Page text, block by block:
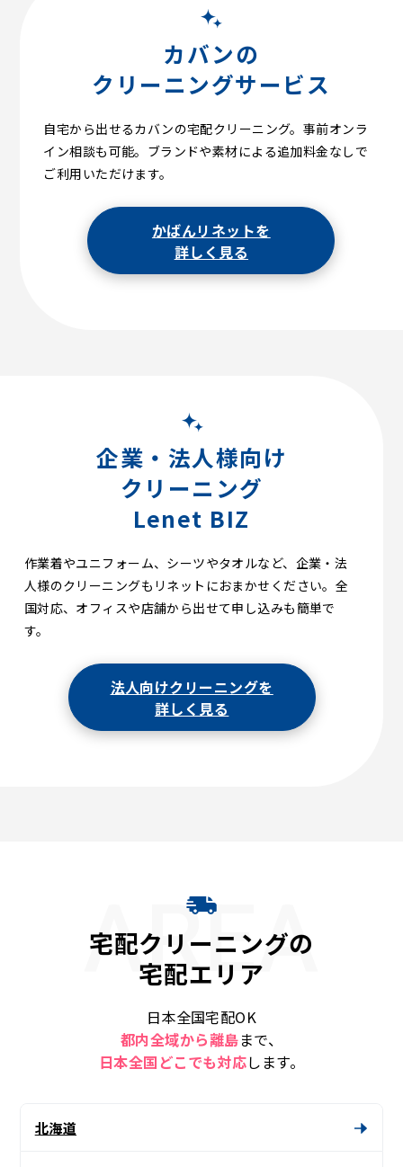
カバンの
クリーニングサービス
自宅から出せるカバンの宅配クリーニング。事前オンラ
イン相談も可能。ブランドや素材による追加料金なしで
ご利用いただけます。
かばんリネットを
詳しく見る
企業・法人様向け
クリーニング
Lenet BIZ
作業着やユニフォーム、シーツやタオルなど、企業・法
人様のクリーニングもリネットにおまかせください。全
国対応、オフィスや店舗から出せて申し込みも簡単で
す。
法人向けクリーニングを
詳しく見る
AREA
宅配クリーニングの
宅配エリア
日本全国宅配OK
都内全域から離島まで、
日本全国どこでも対応します。
北海道